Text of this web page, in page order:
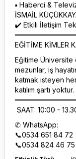
▪️ Haberci &
İSMAİL
✔️ Etkili İletişim
EĞİTİME KİMLER
Eğitime
mezunlar, iş
katmak isteyen
katılım şartı yoktur.
SAAT: 10:00 -
✆ WhatsApp:
📞0534 651 84 72
📞0534 824 46 75